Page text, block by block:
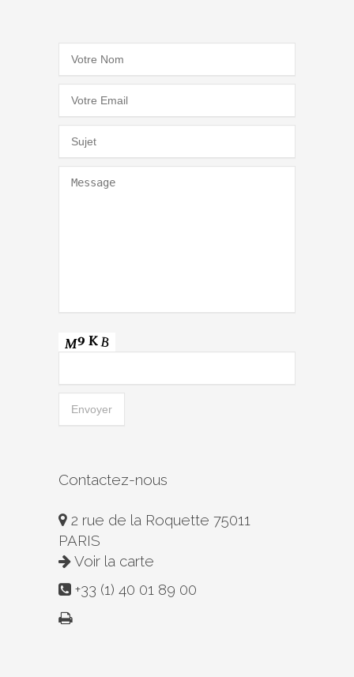
Contactez-nous
2 rue de la Roquette 75011
PARIS
Voir la carte
+33 (1) 40 01 89 00